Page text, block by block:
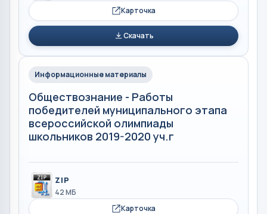
Карточка
Скачать
Информационные материалы
Обществознание - Работы
победителей муниципального этапа
всероссийской олимпиады
школьников 2019-2020 уч.г
ZIP
42 МБ
Карточка